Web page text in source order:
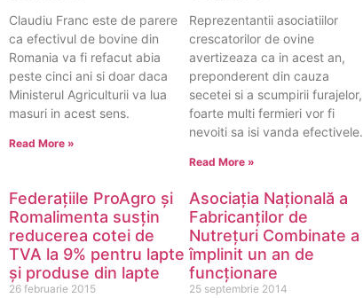
Claudiu Franc este de parere
ca efectivul de bovine din
Romania va fi refacut abia
peste cinci ani si doar daca
Ministerul Agriculturii va lua
masuri in acest sens.
Read More »
Reprezentantii asociatiilor
crescatorilor de ovine
avertizeaza ca in acest an,
preponderent din cauza
secetei si a scumpirii furajelor,
foarte multi fermieri vor fi
nevoiti sa isi vanda efectivele.
Read More »
Federațiile ProAgro și
Romalimenta susțin
reducerea cotei de
TVA la 9% pentru lapte
și produse din lapte
26 februarie 2015
Asociaţia Națională a
Fabricanților de
Nutrețuri Combinate a
împlinit un an de
funcționare
25 septembrie 2014